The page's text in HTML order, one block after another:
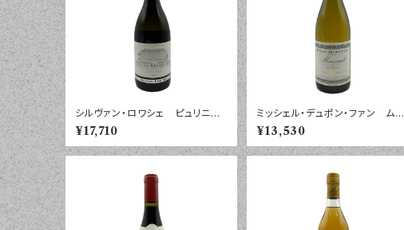
シルヴァン・ロワシェ ピュリニー・
モンラッシェ ２０２３年 ７５０ｍ
ｌ
¥17,710
ミッシェル・デュポン・ファン ムル
ソー レ・ヴィルウイユ ２０２４
年 ７５０ｍｌ
¥13,530